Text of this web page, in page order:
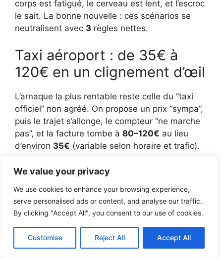
We value your privacy
We use cookies to enhance your browsing experience,
serve personalised ads or content, and analyse our traffic.
By clicking "Accept All", you consent to our use of cookies.
Customise Reject All Accept All
corps est fatigué, le cerveau est lent, et l’escroc
le sait. La bonne nouvelle : ces scénarios se
neutralisent avec 3 règles nettes.
Taxi aéroport : de 35€ à
120€ en un clignement d’œil
L’arnaque la plus rentable reste celle du “taxi
officiel” non agréé. On propose un prix “sympa”,
puis le trajet s’allonge, le compteur “ne marche
pas”, et la facture tombe à 80–120€ au lieu
d’environ 35€ (variable selon horaire et trafic).
On entend le moteur tourner longtemps sur des
boucles inutiles, et on sent la colère monter.
séjour.
Le remède est simple : rangs officiels, ou applis
Beat/Uber. Et toujours une phrase courte :
Sans compteur, on descend.